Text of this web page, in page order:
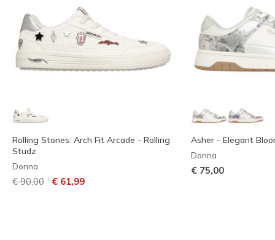
Rolling Stones: Arch Fit Arcade - Rolling
Studz
Donna
Prezzo ridotto da
€ 90,00 per
€ 61,99
Asher - Elegant
Donna
€ 75,00